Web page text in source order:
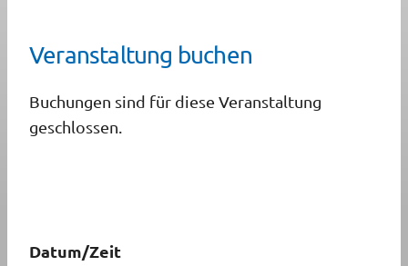
Veranstaltung buchen
Buchungen sind für diese Veranstaltung
geschlossen.
Datum/Zeit